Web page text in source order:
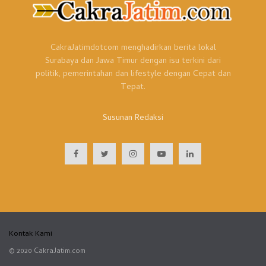
menyuburkan demokrasi, menunjukkan ASEAN sebagai
keluarga memiliki kedudukan yang setara.
Tantangan masa depan semakin berat dan mengakibatkan
perebutan pengaruh oleh kekuatan besar. Tapi ASEAN
sepakat menolak menjadi proxy bagi kekuatan manapun.
ASEAN bekerja sama dengan negara manapun dengan
CakraJatimdotcom menghadirkan berita lokal
Surabaya dan Jawa Timur dengan isu terkini dari
politik, pemerintahan dan lifestyle dengan Cepat dan
Tepat.
Susunan Redaksi
Kontak Kami
© 2020 CakraJatim.com